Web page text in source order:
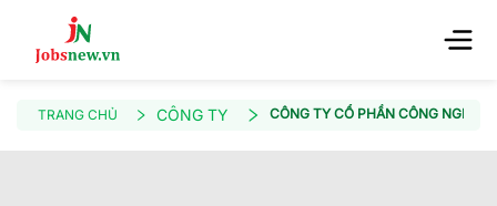
TRANG CHỦ CÔNG TY CÔNG TY CỔ PHẦN CÔNG NGHỆ